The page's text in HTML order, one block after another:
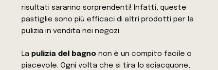
risultati saranno sorprendenti! Infatti, queste
pastiglie sono più efficaci di altri prodotti per la
pulizia in vendita nei negozi.
La pulizia del bagno non è un compito facile o
piacevole. Ogni volta che si tira lo sciacquone,